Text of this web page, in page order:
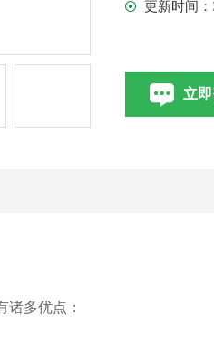
更新时间：
立
诸多优点：